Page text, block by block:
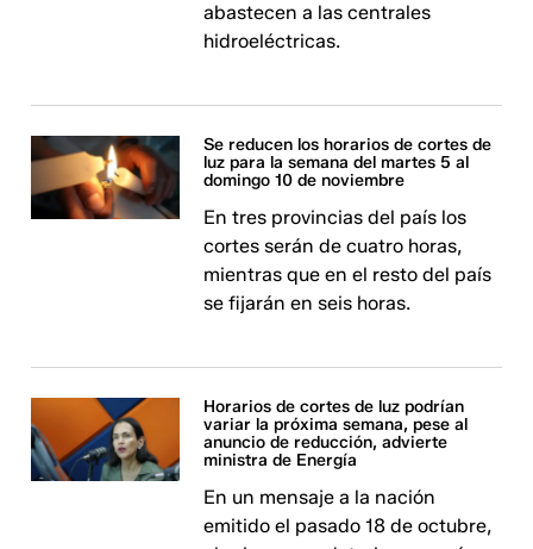
abastecen a las centrales
hidroeléctricas.
Se reducen los horarios de cortes de
luz para la semana del martes 5 al
domingo 10 de noviembre
En tres provincias del país los
cortes serán de cuatro horas,
mientras que en el resto del país
se fijarán en seis horas.
Horarios de cortes de luz podrían
variar la próxima semana, pese al
anuncio de reducción, advierte
ministra de Energía
En un mensaje a la nación
emitido el pasado 18 de octubre,